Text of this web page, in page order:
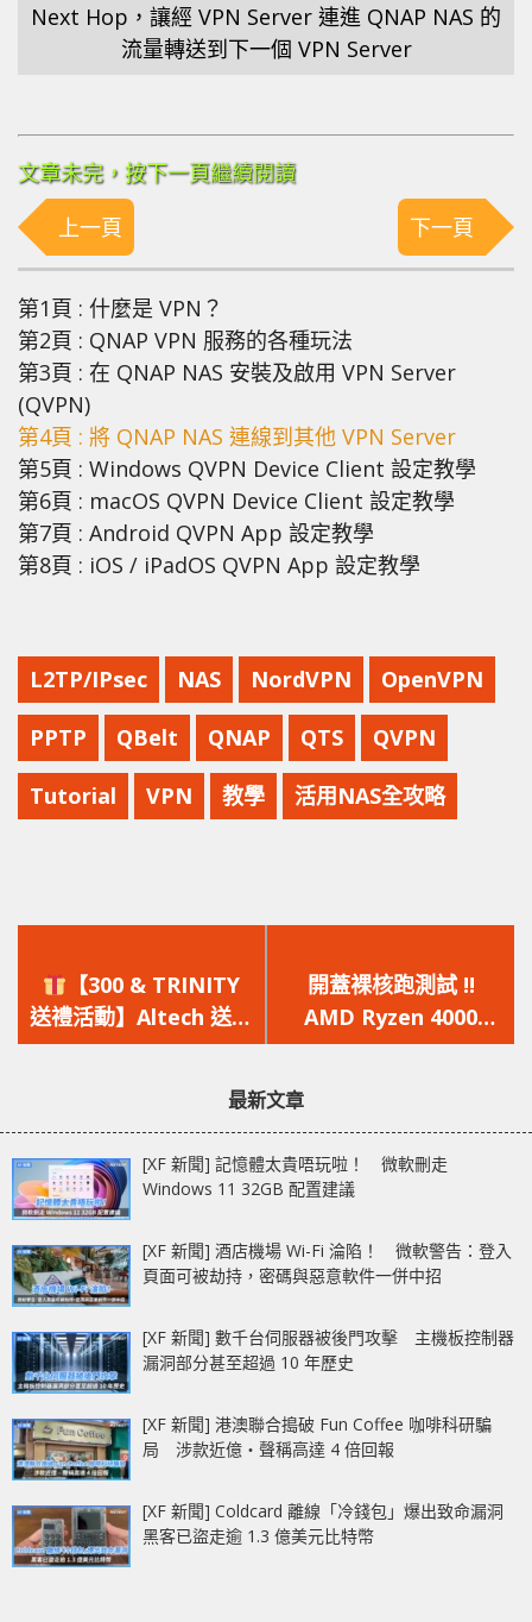
Next Hop，讓經 VPN Server 連進 QNAP NAS 的
流量轉送到下一個 VPN Server
文章未完，按下一頁繼續閱讀
上一頁
下一頁
第1頁 : 什麼是 VPN？
第2頁 : QNAP VPN 服務的各種玩法
第3頁 : 在 QNAP NAS 安裝及啟用 VPN Server
(QVPN)
第4頁 : 將 QNAP NAS 連線到其他 VPN Server
第5頁 : Windows QVPN Device Client 設定教學
第6頁 : macOS QVPN Device Client 設定教學
第7頁 : Android QVPN App 設定教學
第8頁 : iOS / iPadOS QVPN App 設定教學
L2TP/IPsec NAS NordVPN OpenVPN
PPTP QBelt QNAP QTS QVPN
Tutorial VPN 教學 活用NAS全攻略
一
篇
文
【300 & TRINITY
送禮活動】Altech 送你
三位一體模組化電競滑
一
篇
文
開蓋裸核跑測試 !!
AMD Ryzen 4000
APU 無散熱順跑
最新文章
[XF 新聞] 記憶體太貴唔玩啦！ 微軟刪走
Windows 11 32GB 配置建議
[XF 新聞] 酒店機場 Wi-Fi 淪陷！ 微軟警告：登入
頁面可被劫持，密碼與惡意軟件一併中招
[XF 新聞] 數千台伺服器被後門攻擊 主機板控制器
漏洞部分甚至超過 10 年歷史
[XF 新聞] 港澳聯合搗破 Fun Coffee 咖啡科研騙
局 涉款近億‧聲稱高達 4 倍回報
[XF 新聞] Coldcard 離線「冷錢包」爆出致命漏洞
黑客已盜走逾 1.3 億美元比特幣